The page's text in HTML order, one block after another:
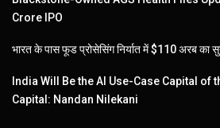
Crore IPO
भारत के पास फूड प्रोसेसिंग निर्यात में $110 अरब का
India Will Be the AI Use-Case Capital of
Capital: Nandan Nilekani